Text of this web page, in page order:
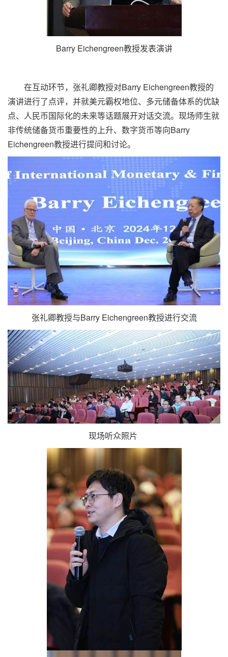
Barry Eichengreen教授发表演讲
在互动环节，张礼卿教授对Barry Eichengreen教授的
演讲进行了点评，并就美元霸权地位、多元储备体系的优缺
点、人民币国际化的未来等话题展开对话交流。现场师生就
非传统储备货币重要性的上升、数字货币等向Barry
Eichengreen教授进行提问和讨论。
张礼卿教授与Barry Eichengreen教授进行交流
现场听众照片